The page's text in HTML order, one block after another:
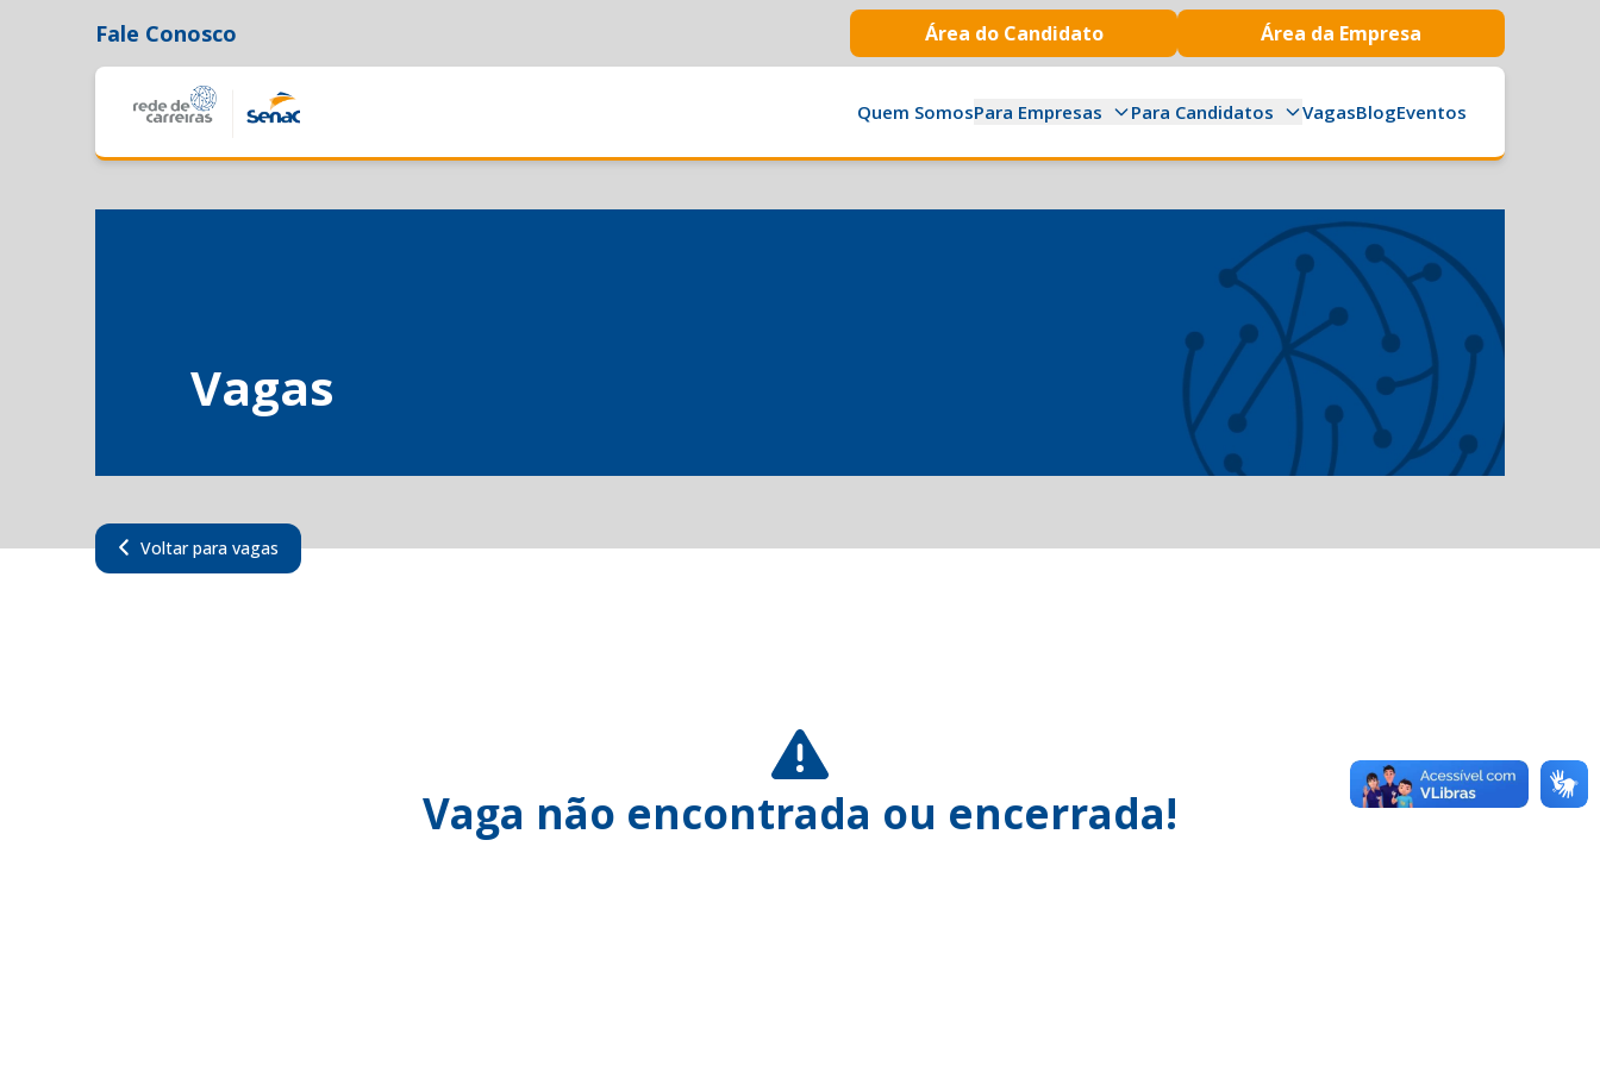
Fale Conosco Área do Candidato Área da Empresa
Quem SomosPara Empresas Para Candidatos VagasBlogEventos
Vagas
Voltar para vagas
Vaga não encontrada ou encerrada!